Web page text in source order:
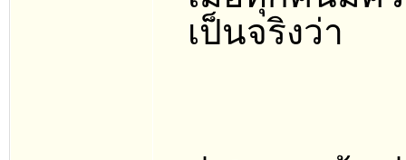
เป็นจริงว่า